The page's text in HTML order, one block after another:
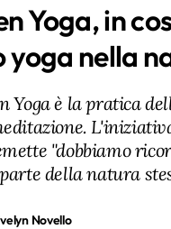
Yoga, in
yoga nella
Yoga è la pratica
"dobbiamo
della natura
Novello